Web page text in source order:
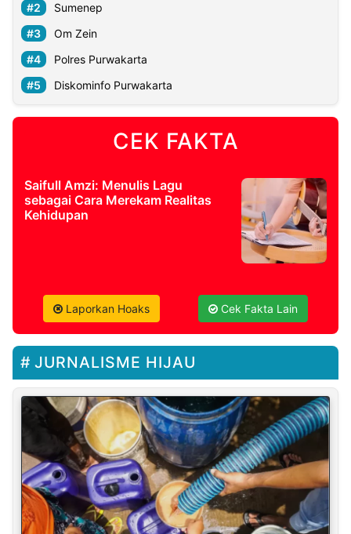
Sumenep
Om Zein
Polres Purwakarta
Diskominfo Purwakarta
CEK FAKTA
Saifull Amzi: Menulis Lagu
sebagai Cara Merekam Realitas
Kehidupan
Laporkan Hoaks Cek Fakta Lain
JURNALISME HIJAU